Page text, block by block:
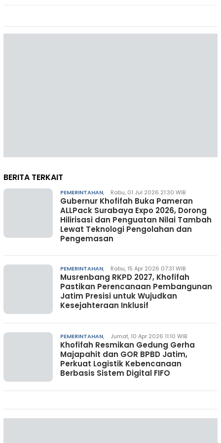
BERITA TERKAIT
PEMERINTAHAN, Rabu, 01 Jul 2026 21:30 WIB
Gubernur Khofifah Buka Pameran
ALLPack Surabaya Expo 2026, Dorong
Hilirisasi dan Penguatan Nilai Tambah
Lewat Teknologi Pengolahan dan
Pengemasan
PEMERINTAHAN, Rabu, 15 Apr 2026 07:31 WIB
Musrenbang RKPD 2027, Khofifah
Pastikan Perencanaan Pembangunan
Jatim Presisi untuk Wujudkan
Kesejahteraan Inklusif
PEMERINTAHAN, Jumat, 10 Apr 2026 11:10 WIB
Khofifah Resmikan Gedung Gerha
Majapahit dan GOR BPBD Jatim,
Perkuat Logistik Kebencanaan
Berbasis Sistem Digital FIFO